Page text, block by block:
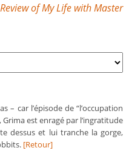
Review of My Life with Master
– car l’épisode de “l’occupation
Grima est enragé par l’ingratitude
dessus et lui tranche la gorge,
[Retour]